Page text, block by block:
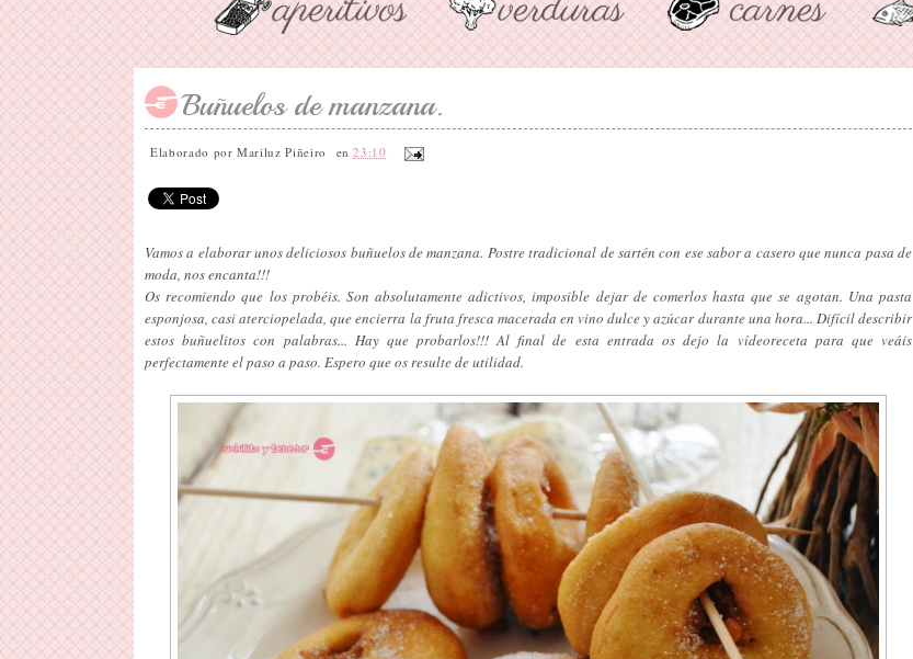
Buñuelos de manzana.
Elaborado porMariluz Piñeiro en23:10
Vamos a elaborar unos deliciosos buñuelos de manzana. Postre tradicional de sartén con ese sabor a casero que nunca pasa de
moda, nos encanta!!!
Os recomiendo que los probéis. Son absolutamente adictivos, imposible dejar de comerlos hasta que se agotan. Una pasta
esponjosa, casi aterciopelada, que encierra la fruta fresca macerada en vino dulce y azúcar durante una hora... Difícil describir
estos buñuelitos con palabras... Hay que probarlos!!! Al final de esta entrada os dejo la vídeoreceta para que veáis
perfectamente el paso a paso. Espero que os resulte de utilidad.